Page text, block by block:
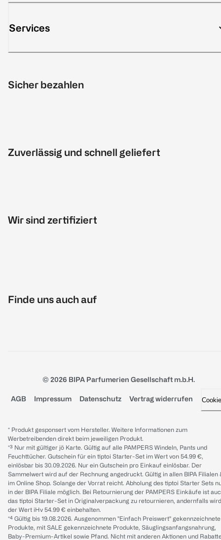
Services
Sicher bezahlen
Zuverlässig und schnell geliefert
Wir sind zertifiziert
Finde uns auch auf
© 2026 BIPA Parfumerien Gesellschaft m.b.H.
AGB Impressum Datenschutz Vertrag widerrufen
* Produkt gesponsert vom Hersteller. Weitere Informationen zum
Werbetreibenden direkt beim jeweiligen Produkt.
*³ Nur mit gültiger jö Karte. Gültig auf alle PAMPERS Windeln, Pants und
Feuchttücher. Gutschein für ein tiptoi Starter-Set im Wert von 54.99 €,
einlösbar bis 30.09.2026. Nur ein Gutschein pro Einkauf einlösbar. Der
Sammelwert wird auf der Rechnung angedruckt. Gültig in allen BIPA Filialen
im Online Shop. Solange der Vorrat reicht. Abholung des tiptoi Starter Sets
in der BIPA Filiale möglich. Bei Retournierung der PAMPERS Einkäufe ist
das tiptoi Starter-Set in Originalverpackung zu retournieren, andernfalls wird
der Wert iHv 54.99 € einbehalten.
*⁴ Gültig bis 19.08.2026. Ausgenommen "Einfach Preiswert" gekennzeichnete
Produkte, mit SALE gekennzeichnete Produkte, Säuglingsanfangsnahrung,
Baby-Premium-Artikel sowie Pfand. Nicht mit anderen Aktionen und